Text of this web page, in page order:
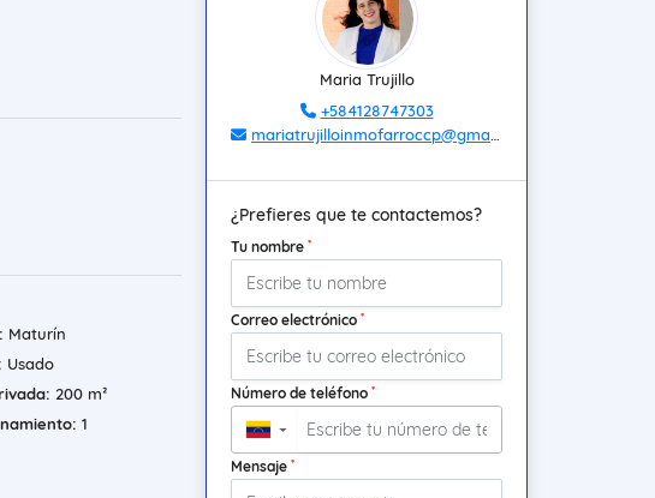
Maturín
Usado
200 m²
1
Maria Trujillo
+584128747303
mariatrujilloinmofarroccp@gmail.com
¿Prefieres que te contactemos?
Tu nombre *
Correo electrónico *
Número de teléfono *
▼
Mensaje *